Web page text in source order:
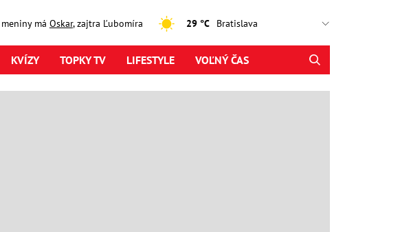
meniny má Oskar, zajtra Ľubomíra 29 °C
KVÍZY TOPKY TV LIFESTYLE VOĽNÝ ČAS